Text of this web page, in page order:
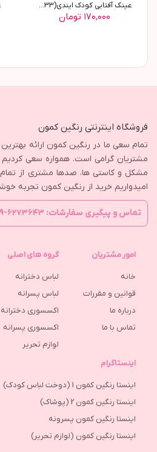
عينک آفتابي کودک ايندي(9633)
۱۷۰,۰۰۰ تومان
فروشگاه اینترنتی رنگین کمون
تمام سعی ما در رنگین کمون ارائه
مشتریان گرامی است. همواره سعی
مشکل و کاستی ها، صدها مشتری از
امیدواریم خرید از رنگین کمون تجربه
تماس و پیگیری سفارشات: ۶۲۷۳۶۴۳-۰۹۱۹
امور مشتریان
خانه
قوانین و مقررات
درباره ما
تماس با ما
گروه های اصلی
لباس دخترانه
لباس پسرانه
اکسسوری دخترانه
اکسسوری پسرانه
لوازم تحریر
اینستاگرام
اینستا رنگین کمون 1 (دوخت لباس کودک)
اینستا رنگین کمون 2 (پوشاک)
اینستا رنگین کمون پسرونه
اینستا رنگین کمون (لوازم تحریر)